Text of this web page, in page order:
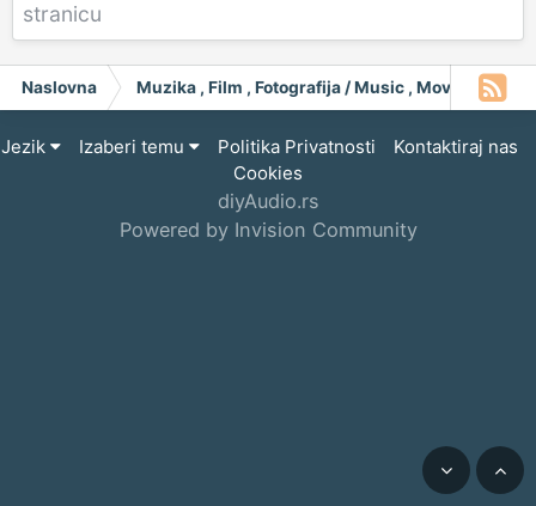
stranicu
Naslovna Muzika , Film , Fotografija / Music , Moving
Jezik Izaberi temu Politika Privatnosti
Kontaktiraj nas
Cookies
diyAudio.rs
Powered by Invision Community